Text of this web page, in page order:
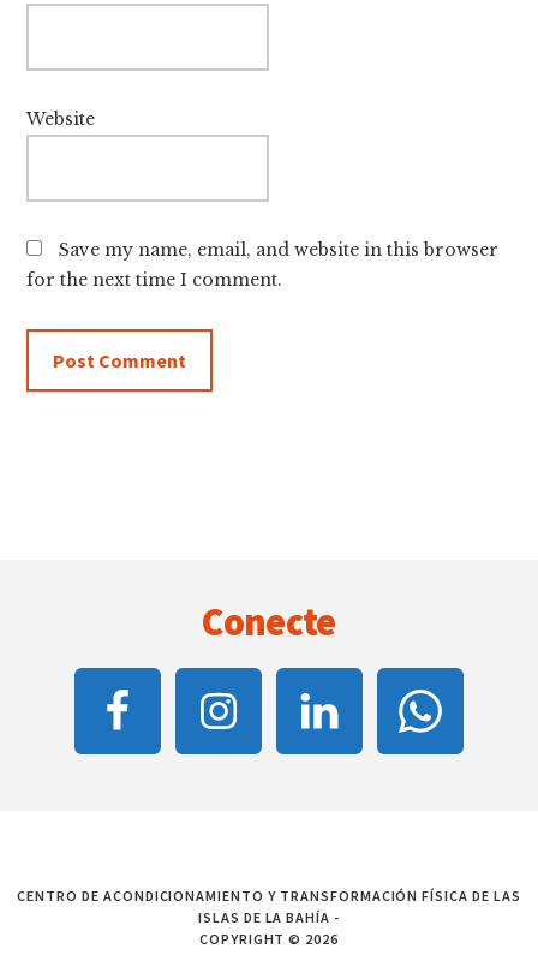
Website
Save my name, email, and website in this browser
for the next time I comment.
Conecte
CENTRO DE ACONDICIONAMIENTO Y TRANSFORMACIÓN FÍSICA DE LAS
ISLAS DE LA BAHÍA -
COPYRIGHT © 2026